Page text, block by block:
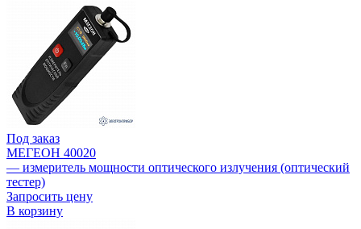
Под заказ
МЕГЕОН 40020
— измеритель мощности оптического излучения (оптический
тестер)
Запросить цену
В корзину